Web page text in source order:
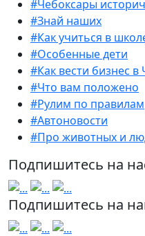
#Чебоксары
#Знай наших
#Как учиться в
#Особенные дети
#Как вести бизнес в
#Что вам положено
#Рулим по правилам
#Автоновости
#Про животных и
Подпишитесь на
Подпишитесь на